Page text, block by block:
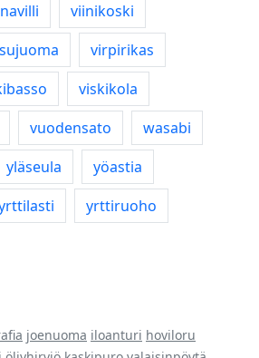
viinikoski
virpirikas
viskikola
vuodensato
wasabi
yläseula
yöastia
yrttiruoho
joenuoma iloanturi hoviloru